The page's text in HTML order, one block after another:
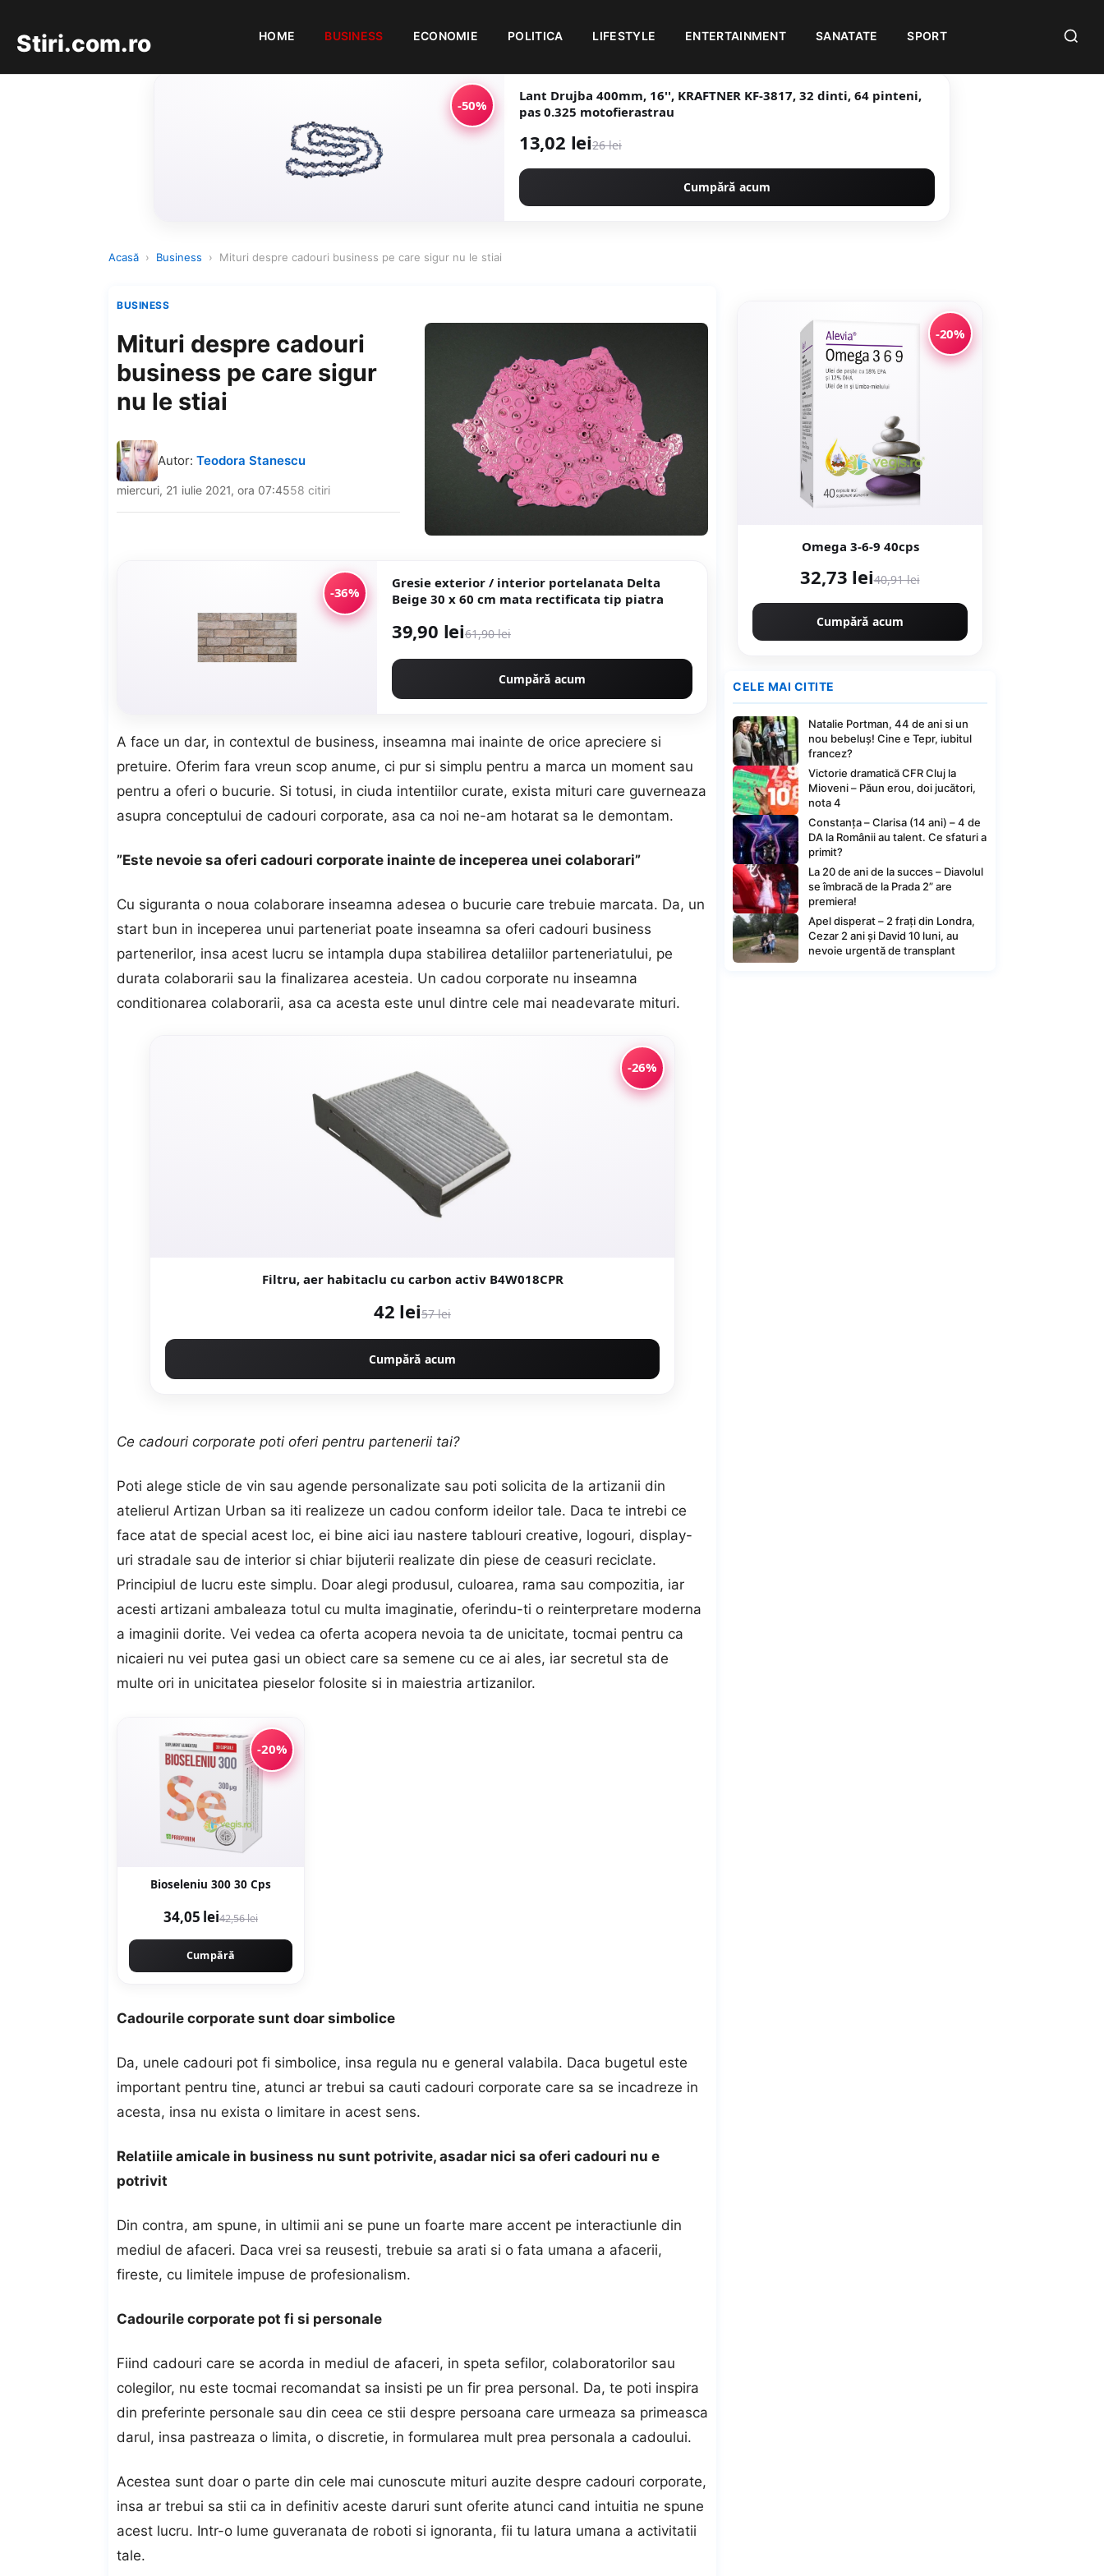
Stiri.com.ro HOME BUSINESS ECONOMIE POLITICA LIFESTYLE ENTERTAINMENT SANATATE SPORT
-50%
Lant Drujba 400mm, 16'', KRAFTNER KF-3817, 32 dinti, 64 pinteni,
pas 0.325 motofierastrau
13,02 lei26 lei
Cumpără acum
Acasă › Business › Mituri despre cadouri business pe care sigur nu le stiai
BUSINESS
Mituri despre cadouri
business pe care sigur
nu le stiai
Autor: Teodora Stanescu
miercuri, 21 iulie 2021, ora 07:4558 citiri
-36%
Gresie exterior / interior portelanata Delta
Beige 30 x 60 cm mata rectificata tip piatra
39,90 lei61,90 lei
Cumpără acum
A face un dar, in contextul de business, inseamna mai inainte de orice apreciere si
pretuire. Oferim fara vreun scop anume, ci pur si simplu pentru a marca un moment sau
pentru a oferi o bucurie. Si totusi, in ciuda intentiilor curate, exista mituri care guverneaza
asupra conceptului de cadouri corporate, asa ca noi ne-am hotarat sa le demontam.
”Este nevoie sa oferi cadouri corporate inainte de inceperea unei colaborari”
Cu siguranta o noua colaborare inseamna adesea o bucurie care trebuie marcata. Da, un
start bun in inceperea unui parteneriat poate inseamna sa oferi cadouri business
partenerilor, insa acest lucru se intampla dupa stabilirea detaliilor parteneriatului, pe
durata colaborarii sau la finalizarea acesteia. Un cadou corporate nu inseamna
conditionarea colaborarii, asa ca acesta este unul dintre cele mai neadevarate mituri.
-26%
Filtru, aer habitaclu cu carbon activ B4W018CPR
42 lei57 lei
Cumpără acum
Ce cadouri corporate poti oferi pentru partenerii tai?
Poti alege sticle de vin sau agende personalizate sau poti solicita de la artizanii din
atelierul Artizan Urban sa iti realizeze un cadou conform ideilor tale. Daca te intrebi ce
face atat de special acest loc, ei bine aici iau nastere tablouri creative, logouri, display-
uri stradale sau de interior si chiar bijuterii realizate din piese de ceasuri reciclate.
Principiul de lucru este simplu. Doar alegi produsul, culoarea, rama sau compozitia, iar
acesti artizani ambaleaza totul cu multa imaginatie, oferindu-ti o reinterpretare moderna
a imaginii dorite. Vei vedea ca oferta acopera nevoia ta de unicitate, tocmai pentru ca
nicaieri nu vei putea gasi un obiect care sa semene cu ce ai ales, iar secretul sta de
multe ori in unicitatea pieselor folosite si in maiestria artizanilor.
-20%
Bioseleniu 300 30 Cps
34,05 lei42,56 lei
Cumpără
Cadourile corporate sunt doar simbolice
Da, unele cadouri pot fi simbolice, insa regula nu e general valabila. Daca bugetul este
important pentru tine, atunci ar trebui sa cauti cadouri corporate care sa se incadreze in
acesta, insa nu exista o limitare in acest sens.
Relatiile amicale in business nu sunt potrivite, asadar nici sa oferi cadouri nu e
potrivit
Din contra, am spune, in ultimii ani se pune un foarte mare accent pe interactiunle din
mediul de afaceri. Daca vrei sa reusesti, trebuie sa arati si o fata umana a afacerii,
fireste, cu limitele impuse de profesionalism.
Cadourile corporate pot fi si personale
Fiind cadouri care se acorda in mediul de afaceri, in speta sefilor, colaboratorilor sau
colegilor, nu este tocmai recomandat sa insisti pe un fir prea personal. Da, te poti inspira
din preferinte personale sau din ceea ce stii despre persoana care urmeaza sa primeasca
darul, insa pastreaza o limita, o discretie, in formularea mult prea personala a cadoului.
Acestea sunt doar o parte din cele mai cunoscute mituri auzite despre cadouri corporate,
insa ar trebui sa stii ca in definitiv aceste daruri sunt oferite atunci cand intuitia ne spune
acest lucru. Intr-o lume guveranata de roboti si ignoranta, fii tu latura umana a activitatii
tale.
-20%
Omega 3-6-9 40cps
32,73 lei40,91 lei
Cumpără acum
CELE MAI CITITE
Natalie Portman, 44 de ani si un
nou bebeluș! Cine e Tepr, iubitul
francez?
Victorie dramatică CFR Cluj la
Mioveni – Păun erou, doi jucători,
nota 4
Constanța – Clarisa (14 ani) – 4 de
DA la Românii au talent. Ce sfaturi a
primit?
La 20 de ani de la succes – Diavolul
se îmbracă de la Prada 2” are
premiera!
Apel disperat – 2 frați din Londra,
Cezar 2 ani și David 10 luni, au
nevoie urgentă de transplant